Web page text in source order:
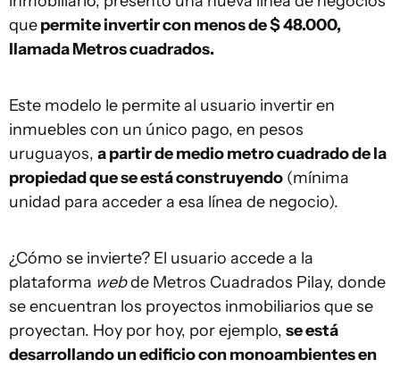
quepermite invertir con menos de $ 48.000,
llamada Metros cuadrados.
Este modelo le permite al usuario invertir en
inmuebles con un único pago, en pesos
uruguayos, a partir de medio metro cuadrado de la
propiedad que se está construyendo (mínima
unidad para acceder a esa línea de negocio).
¿Cómo se invierte? El usuario accede a la
plataforma webde Metros Cuadrados Pilay, donde
se encuentran los proyectos inmobiliarios que se
proyectan. Hoy por hoy, por ejemplo, se está
desarrollando un edificio con monoambientes en